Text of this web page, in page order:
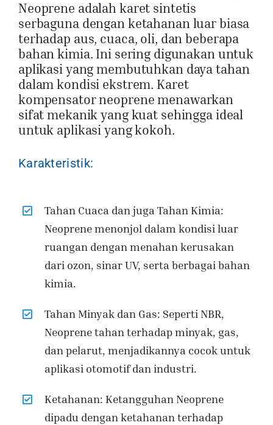
Neoprene adalah karet sintetis
serbaguna dengan ketahanan luar biasa
terhadap aus, cuaca, oli, dan beberapa
bahan kimia. Ini sering digunakan untuk
aplikasi yang membutuhkan daya tahan
dalam kondisi ekstrem. Karet
kompensator neoprene menawarkan
sifat mekanik yang kuat sehingga ideal
untuk aplikasi yang kokoh.
Karakteristik:
Tahan Cuaca dan juga Tahan Kimia:
Neoprene menonjol dalam kondisi luar
ruangan dengan menahan kerusakan
dari ozon, sinar UV, serta berbagai bahan
kimia.
Tahan Minyak dan Gas: Seperti NBR,
Neoprene tahan terhadap minyak, gas,
dan pelarut, menjadikannya cocok untuk
aplikasi otomotif dan industri.
Ketahanan: Ketangguhan Neoprene
dipadu dengan ketahanan terhadap